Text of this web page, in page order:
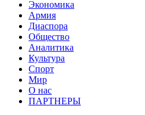
Экономика
Армия
Диаспора
Общество
Аналитика
Культура
Спорт
Мир
О нас
ПАРТНЕРЫ